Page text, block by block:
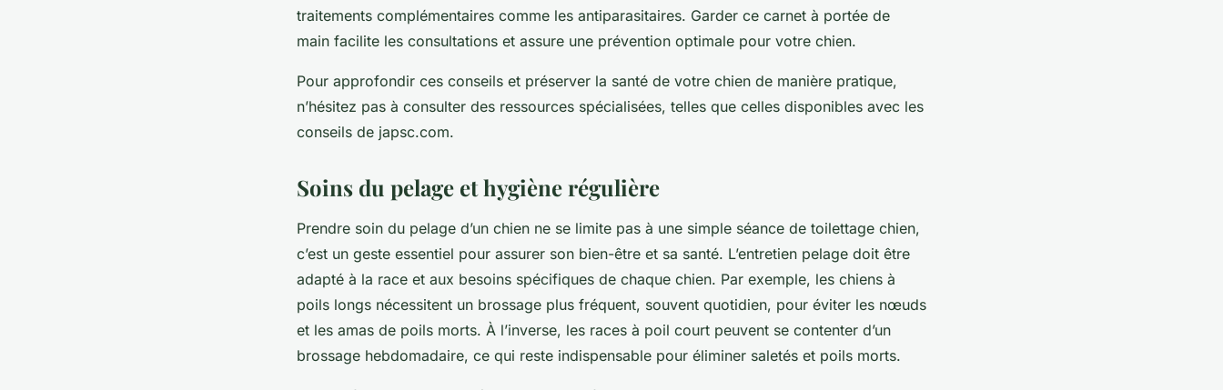
traitements complémentaires comme les antiparasitaires. Garder ce carnet à portée de
main facilite les consultations et assure une prévention optimale pour votre chien.
Pour approfondir ces conseils et préserver la santé de votre chien de manière pratique,
n’hésitez pas à consulter des ressources spécialisées, telles que celles disponibles avec les
conseils de japsc.com.
Soins du pelage et hygiène régulière
Prendre soin du pelage d’un chien ne se limite pas à une simple séance de toilettage chien,
c’est un geste essentiel pour assurer son bien-être et sa santé. L’entretien pelage doit être
adapté à la race et aux besoins spécifiques de chaque chien. Par exemple, les chiens à
poils longs nécessitent un brossage plus fréquent, souvent quotidien, pour éviter les nœuds
et les amas de poils morts. À l’inverse, les races à poil court peuvent se contenter d’un
brossage hebdomadaire, ce qui reste indispensable pour éliminer saletés et poils morts.